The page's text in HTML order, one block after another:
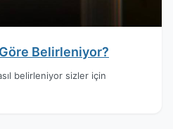
Belirleniyor?
belirleniyor sizler için